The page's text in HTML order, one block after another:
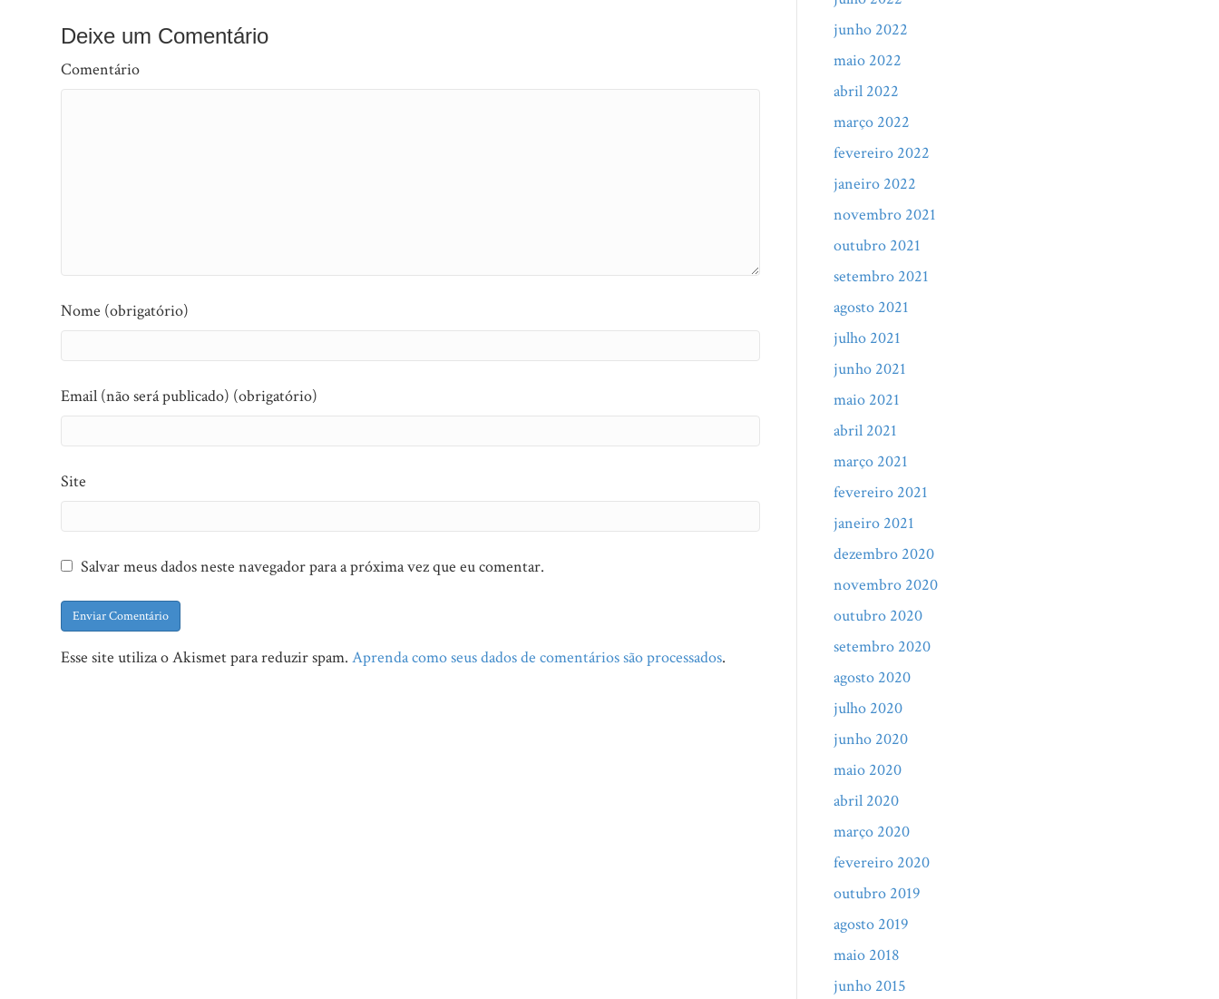
Deixe um Comentário
Comentário
Nome (obrigatório)
Email (não será publicado) (obrigatório)
Site
Salvar meus dados neste navegador para a próxima vez que eu comentar.
Esse site utiliza o Akismet para reduzir spam.Aprenda como seus dados de comentários são processados.
junho 2022
maio 2022
abril 2022
março 2022
fevereiro 2022
janeiro 2022
novembro 2021
outubro 2021
setembro 2021
agosto 2021
julho 2021
junho 2021
maio 2021
abril 2021
março 2021
fevereiro 2021
janeiro 2021
dezembro 2020
novembro 2020
outubro 2020
setembro 2020
agosto 2020
julho 2020
junho 2020
maio 2020
abril 2020
março 2020
fevereiro 2020
outubro 2019
agosto 2019
maio 2018
junho 2015